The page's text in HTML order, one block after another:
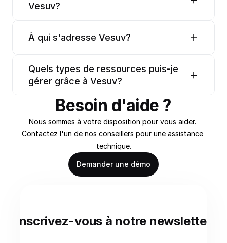
Vesuv?
À qui s'adresse Vesuv?
Quels types de ressources puis-je
gérer grâce à Vesuv?
Besoin d'aide ?
Nous sommes à votre disposition pour vous aider.
Contactez l'un de nos conseillers pour une assistance
technique.
Demander une démo
Inscrivez-vous à notre newsletter